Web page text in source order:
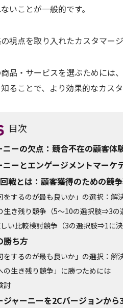
いことが一般的です。
視点を取り入れたカスタマー
品・サービスを選ぶためには
ることで、より効果的なカス
目次
ニーの欠点：競合不在の顧客体
ニーとエンゲージメントマーケ
戦とは：顧客獲得のための競
するのが最も良いか」の選択：解
き残り競争（5～10の選択肢⇒3の
い比較検討競争（3の選択肢⇒1に決
勝ち方
をするのが最も良いか」の選択：解
の生き残り競争」に勝つためには
討
ャーニーを2Cバージョンか